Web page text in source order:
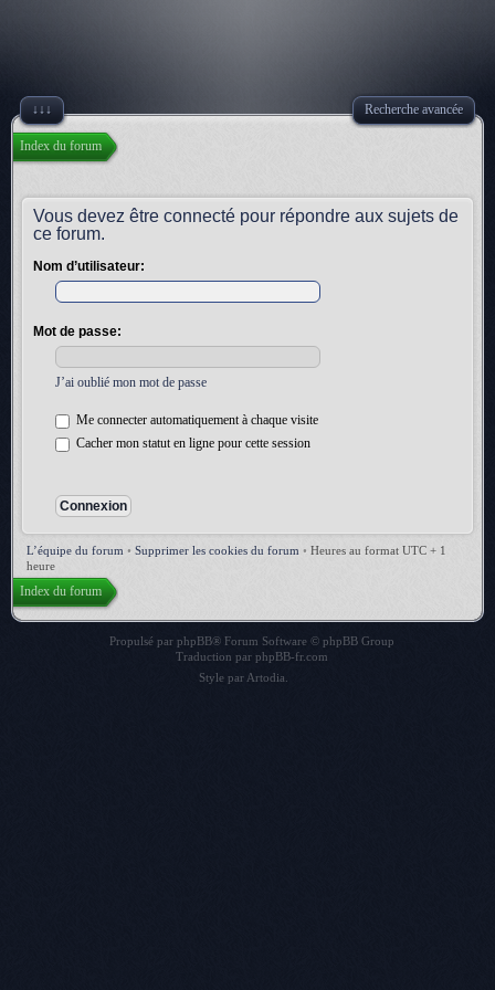
↓↓↓ Recherche avancée
Index du forum
Vous devez être connecté pour répondre aux sujets de
ce forum.
Nom d’utilisateur:
Mot de passe:
J’ai oublié mon mot de passe
Me connecter automatiquement à chaque visite
Cacher mon statut en ligne pour cette session
L’équipe du forum • Supprimer les cookies du forum • Heures au format UTC + 1
heure
Index du forum
Propulsé par phpBB® Forum Software © phpBB Group
Traduction par phpBB-fr.com
Style par Artodia